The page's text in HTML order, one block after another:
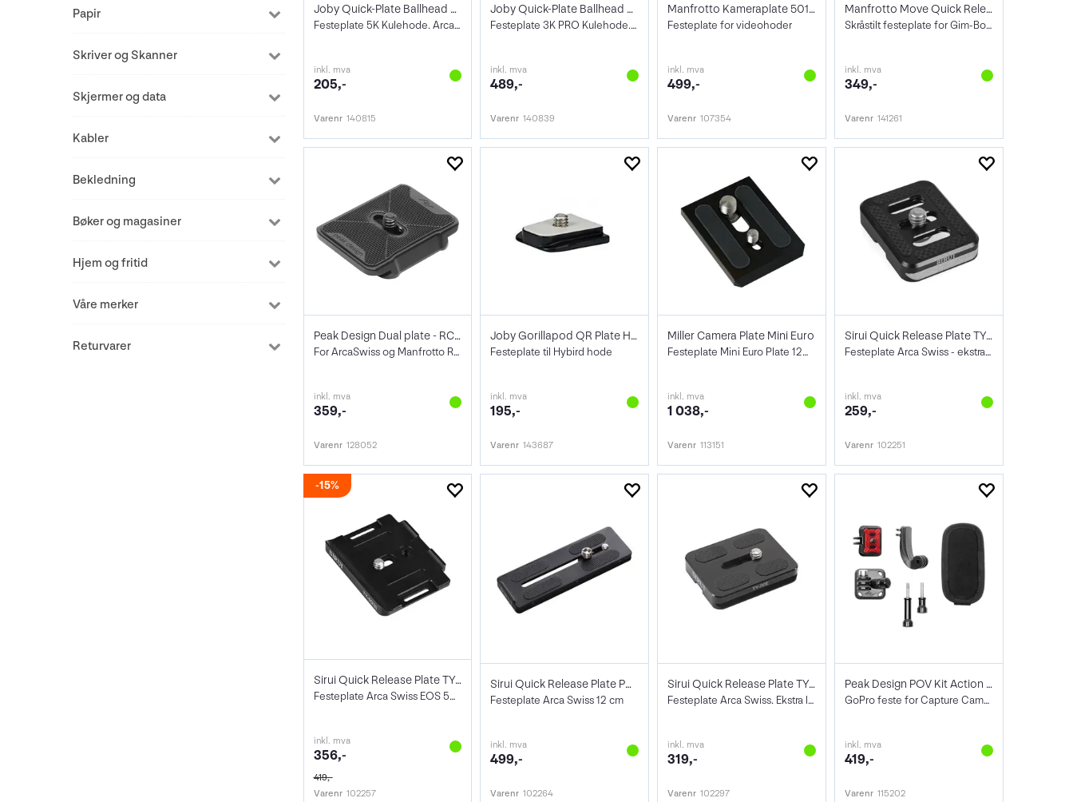
Papir
Skriver og Skanner
Skjermer og data
Kabler
Bekledning
Bøker og magasiner
Hjem og fritid
Våre merker
Returvarer
Joby Quick-Plate Ballhead 5K Arca Swiss
Festeplate 5K Kulehode. Arca Swiss
inkl. mva
205,-
Varenr 140815
Joby Quick-Plate Ballhead 3K PRO Arca Sw
Festeplate 3K PRO Kulehode. Arca Swiss
inkl. mva
489,-
Varenr 140839
Manfrotto Kameraplate 501PL Video
Festeplate for videohoder
inkl. mva
499,-
Varenr 107354
Manfrotto Move Quick Release Plate Level
Skråstilt festeplate for Gim-Boom
inkl. mva
349,-
Varenr 141261
Peak Design Dual plate - RC2+ARCA V3
For ArcaSwiss og Manfrotto RC2
inkl. mva
359,-
Varenr 128052
Joby Gorillapod QR Plate Hybrid
Festeplate til Hybird hode
inkl. mva
195,-
Varenr 143687
Miller Camera Plate Mini Euro
Festeplate Mini Euro Plate 1208
inkl. mva
1 038,-
Varenr 113151
Sirui Quick Release Plate TY-C10
Festeplate Arca Swiss - ekstra liten
inkl. mva
259,-
Varenr 102251
15%
Sirui Quick Release Plate TY-5D III
Festeplate Arca Swiss EOS 5D Mark III
inkl. mva
356,-
419,-
Varenr 102257
Sirui Quick Release Plate PH-120
Festeplate Arca Swiss 12 cm
inkl. mva
499,-
Varenr 102264
Sirui Quick Release Plate TY-50E
Festeplate Arca Swiss. Ekstra liten
inkl. mva
319,-
Varenr 102297
Peak Design POV Kit Action Cam Plate
GoPro feste for Capture Camera Clip
inkl. mva
419,-
Varenr 115202